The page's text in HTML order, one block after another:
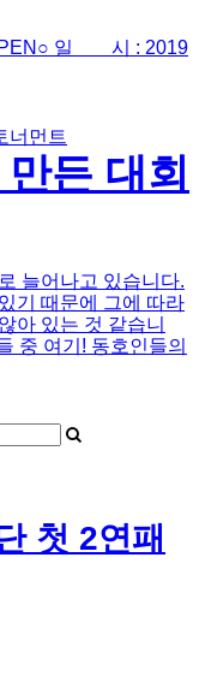
일 시 : 2019
든 대회
늘어나고 있습니다.
기 때문에 그에 따라
아 있는 것 같습니
중 여기! 동호인들의
첫 2연패